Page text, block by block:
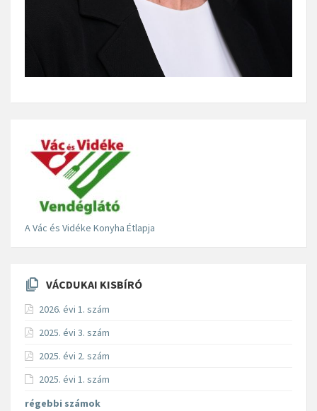
A Vác és Vidéke Konyha Étlapja
VÁCDUKAI KISBÍRÓ
2026. évi 1. szám
2025. évi 3. szám
2025. évi 2. szám
2025. évi 1. szám
régebbi számok